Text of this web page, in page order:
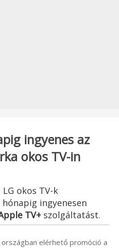
ingyenes az
okos TV-in
okos TV-k
ingyenesen
TV+ szolgáltatást.
elérhető promóció a